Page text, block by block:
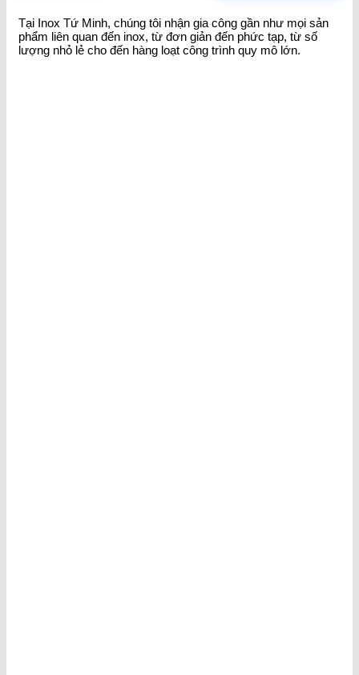
Tại Inox Tứ Minh, chúng tôi nhận gia công gần như mọi sản
phẩm liên quan đến inox, từ đơn giản đến phức tạp, từ số
lượng nhỏ lẻ cho đến hàng loạt công trình quy mô lớn.